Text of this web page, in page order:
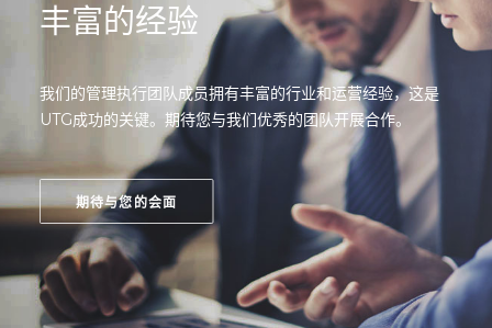
丰富的经验
我们的管理执行团队成员拥有丰富的行业和运营经验，这是
UTG成功的关键。期待您与我们优秀的团队开展合作。
期待与您的会面